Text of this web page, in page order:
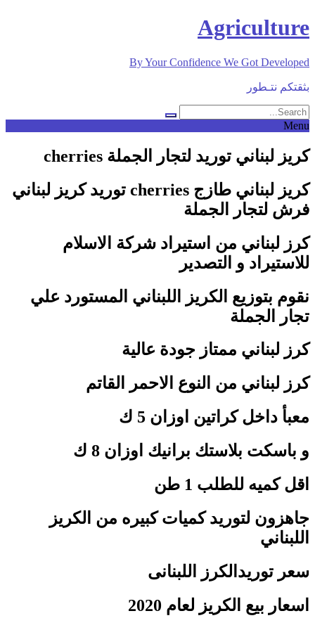
to
Agriculture
By Your Confidence We Got Developed
بثقتكم نتـطور
Menu
كريز لبناني توريد لتجار الجملة cherries
كريز لبناني طازج cherries توريد كريز لبناني
فرش لتجار الجملة
كرز لبناني من استيراد شركة الاسلام
للاستيراد و التصدير
نقوم بتوزيع الكريز اللبناني المستورد علي
تجار الجملة
كرز لبناني ممتاز جودة عالية
كرز لبناني من النوع الاحمر القاتم
معبأ داخل كراتين اوزان 5 ك
و باسكت بلاستك برانيك اوزان 8 ك
اقل كميه للطلب 1 طن
جاهزون لتوريد كميات كبيره من الكريز
اللبناني
سعر توريدالكرز اللبنانى
اسعار بيع الكريز لعام 2020